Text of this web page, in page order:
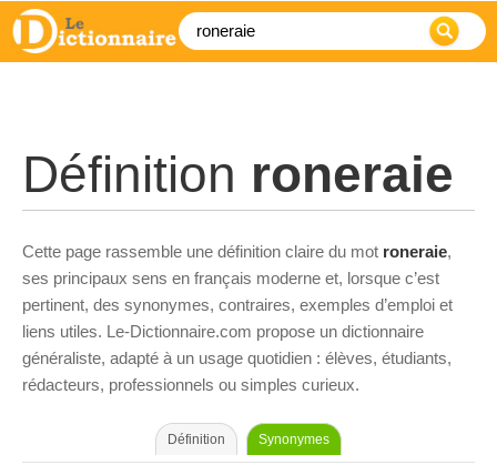
Définition roneraie
Cette page rassemble une définition claire du mot roneraie,
ses principaux sens en français moderne et, lorsque c’est
pertinent, des synonymes, contraires, exemples d’emploi et
liens utiles. Le-Dictionnaire.com propose un dictionnaire
généraliste, adapté à un usage quotidien : élèves, étudiants,
rédacteurs, professionnels ou simples curieux.
Définition Synonymes